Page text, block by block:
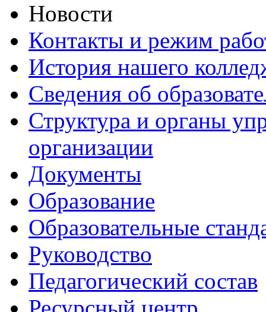
Новости
Контакты и режим
История нашего
Сведения об
Структура и органы
организации
Документы
Образование
Образовательные
Руководство
Педагогический состав